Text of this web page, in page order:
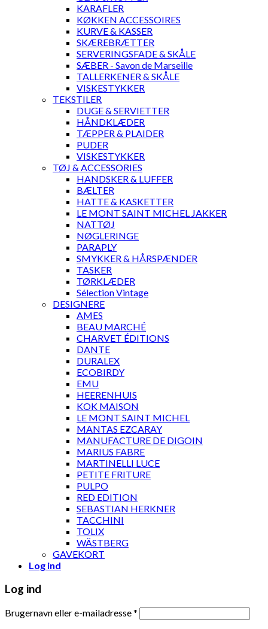
KARAFLER
KØKKEN ACCESSOIRES
KURVE & KASSER
SKÆREBRÆTTER
SERVERINGSFADE & SKÅLE
SÆBER - Savon de Marseille
TALLERKENER & SKÅLE
VISKESTYKKER
TEKSTILER
DUGE & SERVIETTER
HÅNDKLÆDER
TÆPPER & PLAIDER
PUDER
VISKESTYKKER
TØJ & ACCESSORIES
HANDSKER & LUFFER
BÆLTER
HATTE & KASKETTER
LE MONT SAINT MICHEL JAKKER
NATTØJ
NØGLERINGE
PARAPLY
SMYKKER & HÅRSPÆNDER
TASKER
TØRKLÆDER
Sélection Vintage
DESIGNERE
AMES
BEAU MARCHÉ
CHARVET ÉDITIONS
DANTE
DURALEX
ECOBIRDY
EMU
HEERENHUIS
KOK MAISON
LE MONT SAINT MICHEL
MANTAS EZCARAY
MANUFACTURE DE DIGOIN
MARIUS FABRE
MARTINELLI LUCE
PETITE FRITURE
PULPO
RED EDITION
SEBASTIAN HERKNER
TACCHINI
TOLIX
WÄSTBERG
GAVEKORT
Log ind
Log ind
Brugernavn eller e-mailadresse*